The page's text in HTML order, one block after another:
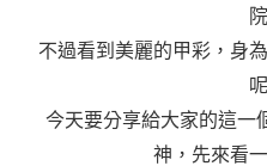
不過看到美麗的甲彩，身
今天要分享給大家的這一
神，先來看